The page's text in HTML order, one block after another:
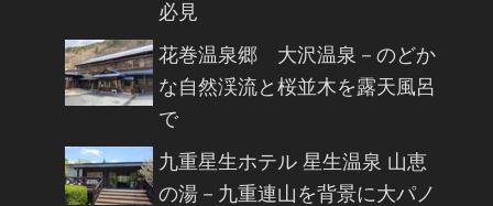
必見
花巻温泉郷 大沢温泉－のどか
な自然渓流と桜並木を露天風呂
で
九重星生ホテル 星生温泉 山恵
の湯－九重連山を背景に大パノ